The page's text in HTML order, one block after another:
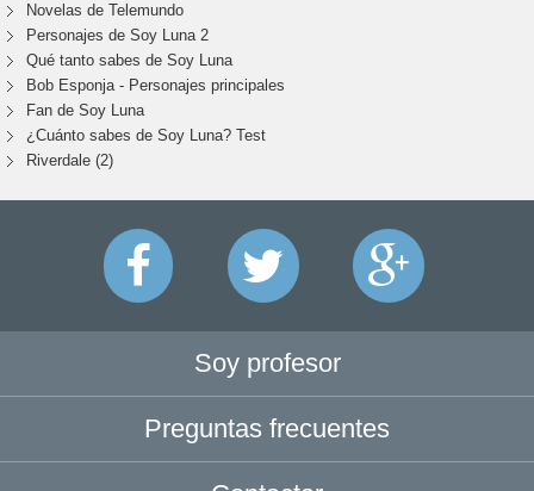
Novelas de Telemundo
Personajes de Soy Luna 2
Qué tanto sabes de Soy Luna
Bob Esponja - Personajes principales
Fan de Soy Luna
¿Cuánto sabes de Soy Luna? Test
Riverdale (2)
Soy profesor
Preguntas frecuentes